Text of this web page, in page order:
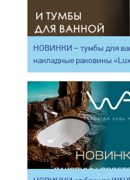
НОВИНКИ – тумбы для
накладные раковины